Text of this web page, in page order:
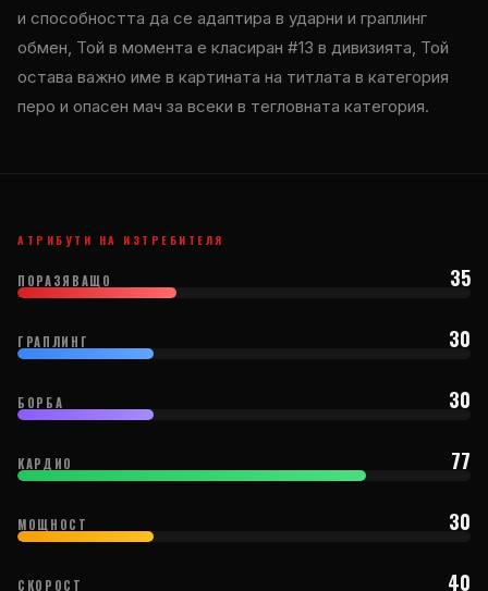
и способността да се адаптира в ударни и граплинг
обмен, Той в момента е класиран #13 в дивизията, Той
остава важно име в картината на титлата в категория
перо и опасен мач за всеки в тегловната категория.
АТРИБУТИ НА ИЗТРЕБИТЕЛЯ
ПОРАЗЯВАЩО 35
ГРАПЛИНГ 30
БОРБА 30
КАРДИО 77
МОЩНОСТ 30
СКОРОСТ 40